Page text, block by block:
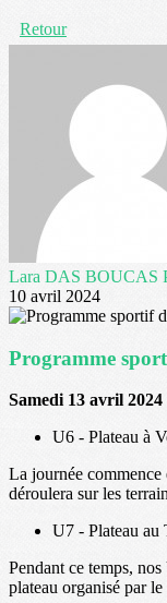
Retour
Lara DAS BOUCAS
10 avril 2024
Programme
Samedi 13 avril 2024
U6 - Plateau à
La journée
déroulera sur les
U7 - Plateau au
Pendant ce temps,
plateau organisé par